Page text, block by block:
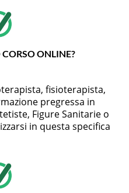
ONLINE?
fisioterapista,
pregressa in
Figure Sanitarie o
in questa specifica